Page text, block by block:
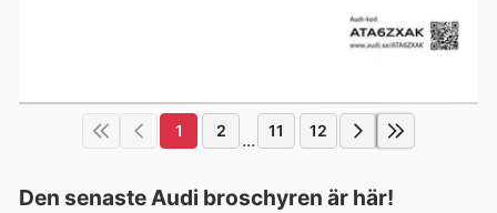
1 2 ... 11 12
Den senaste Audi broschyren är här!